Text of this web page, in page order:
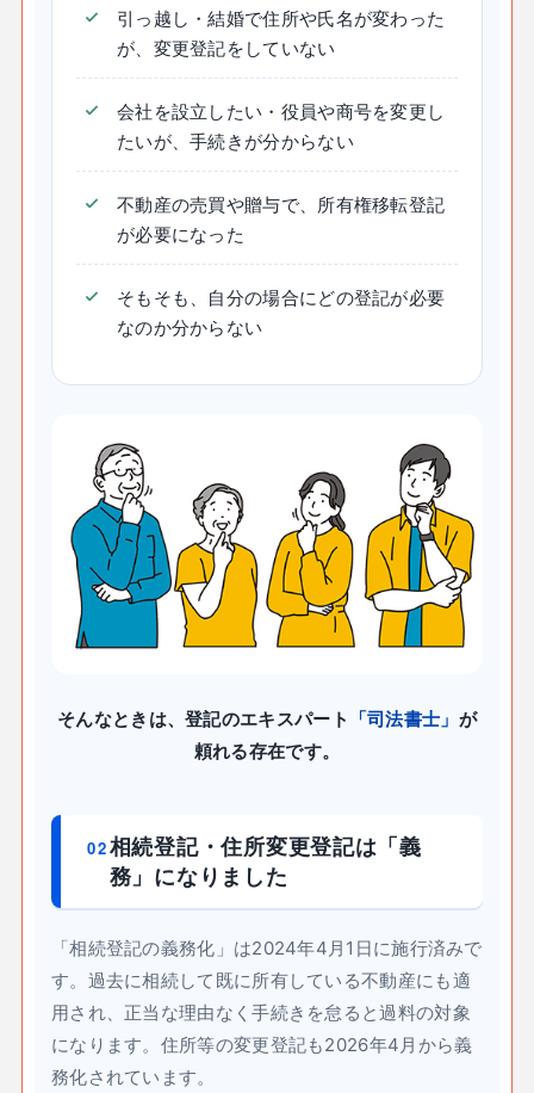
引っ越し・結婚で住所や氏名が変わった
が、変更登記をしていない
会社を設立したい・役員や商号を変更し
たいが、手続きが分からない
不動産の売買や贈与で、所有権移転登記
が必要になった
そもそも、自分の場合にどの登記が必要
なのか分からない
そんなときは、登記のエキスパート 「司法書士」 が
頼れる存在です。
02相続登記・住所変更登記は「義
務」になりました
「相続登記の義務化」は2024年4月1日に施行済みで
す。過去に相続して既に所有している不動産にも適
用され、正当な理由なく手続きを怠ると過料の対象
になります。住所等の変更登記も2026年4月から義
務化されています。